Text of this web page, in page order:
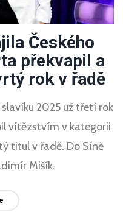
Českého
překvapil a
rok v řadě
2025 už třetí rok
vítězstvím v kategorii
titul v řadě. Do Síně
Mišík.